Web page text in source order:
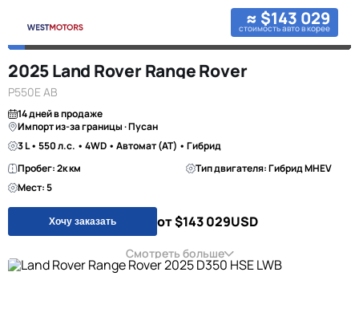
≈ $143 029
стоимость авто в корее
2025 Land Rover Range Rover
P550E AB
14 дней в продаже
Импорт из-за границы · Пусан
3 L • 550 л.с. • 4WD • Автомат (AT) • Гибрид
Пробег: 2к км
Тип двигателя: Гибрид MHEV
Мест: 5
Хочу заказать от $143 029USD
Смотреть больше